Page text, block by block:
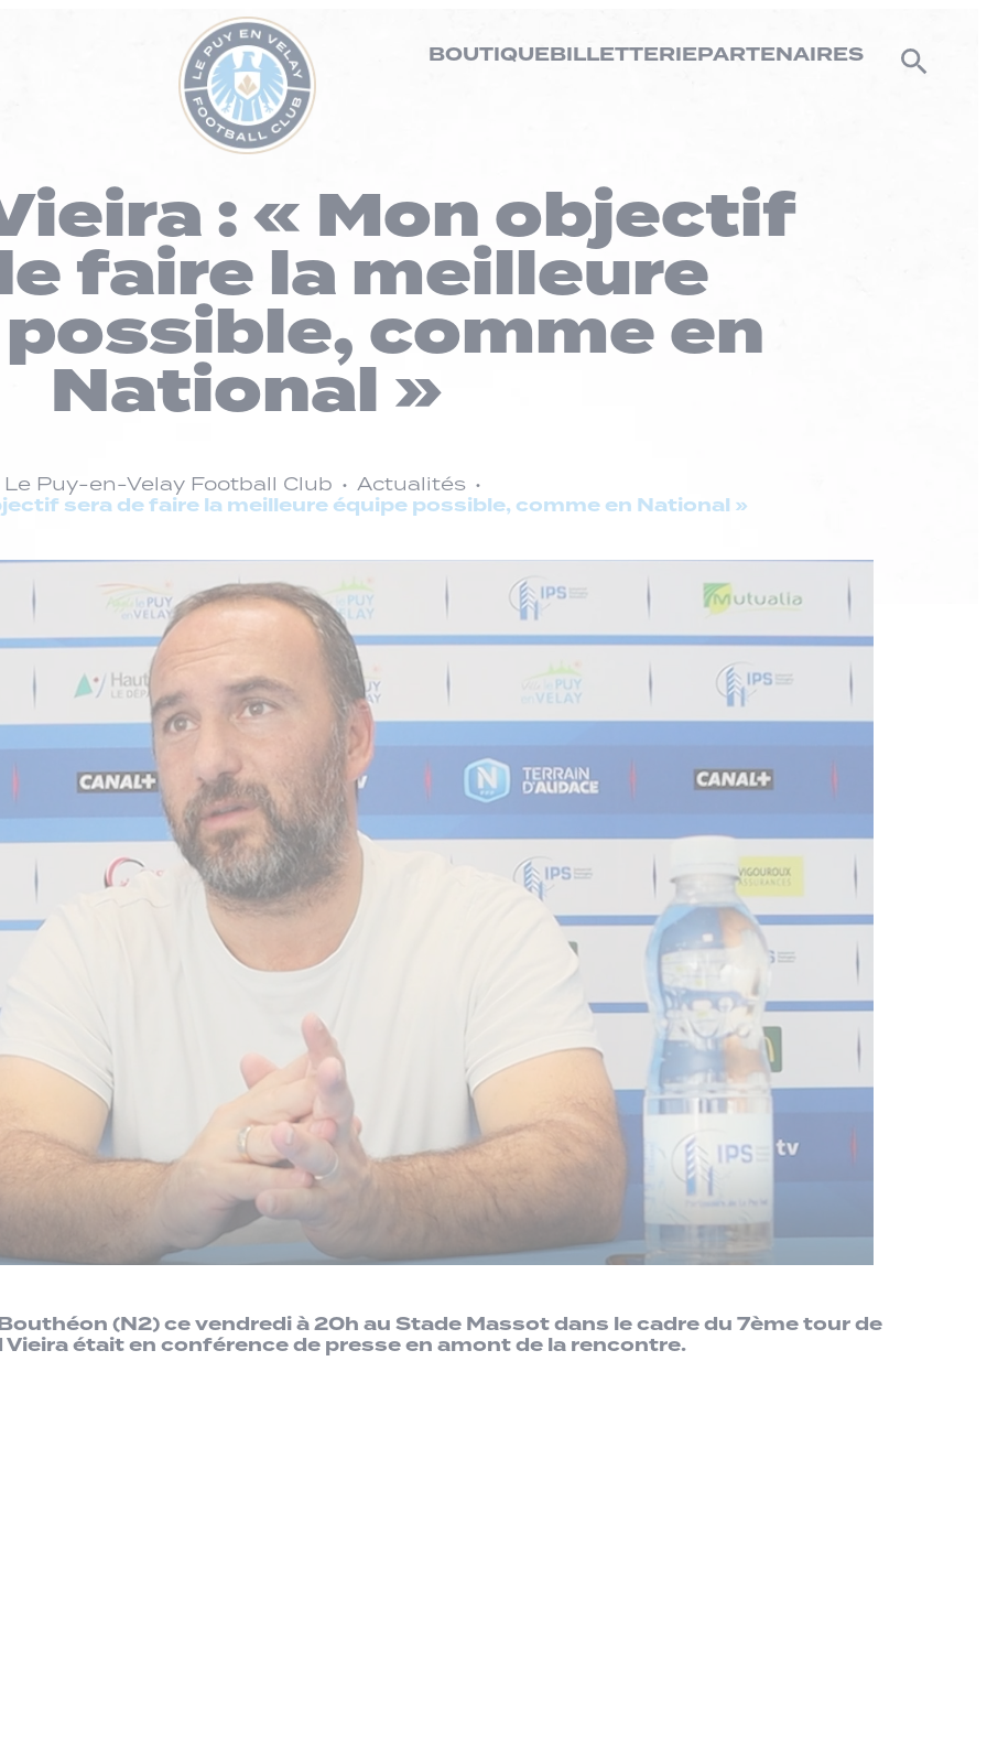
BOUTIQUEBILLETTERIEPARTENAIRES
: « Mon objectif
faire la meilleure
comme en
National »
Le Puy-en-Velay Football Club Actualités
sera de faire la meilleure équipe possible, comme en National »
(N2) ce vendredi à 20h au Stade Massot dans le cadre du 7ème tour de
Vieira était en conférence de presse en amont de la rencontre.